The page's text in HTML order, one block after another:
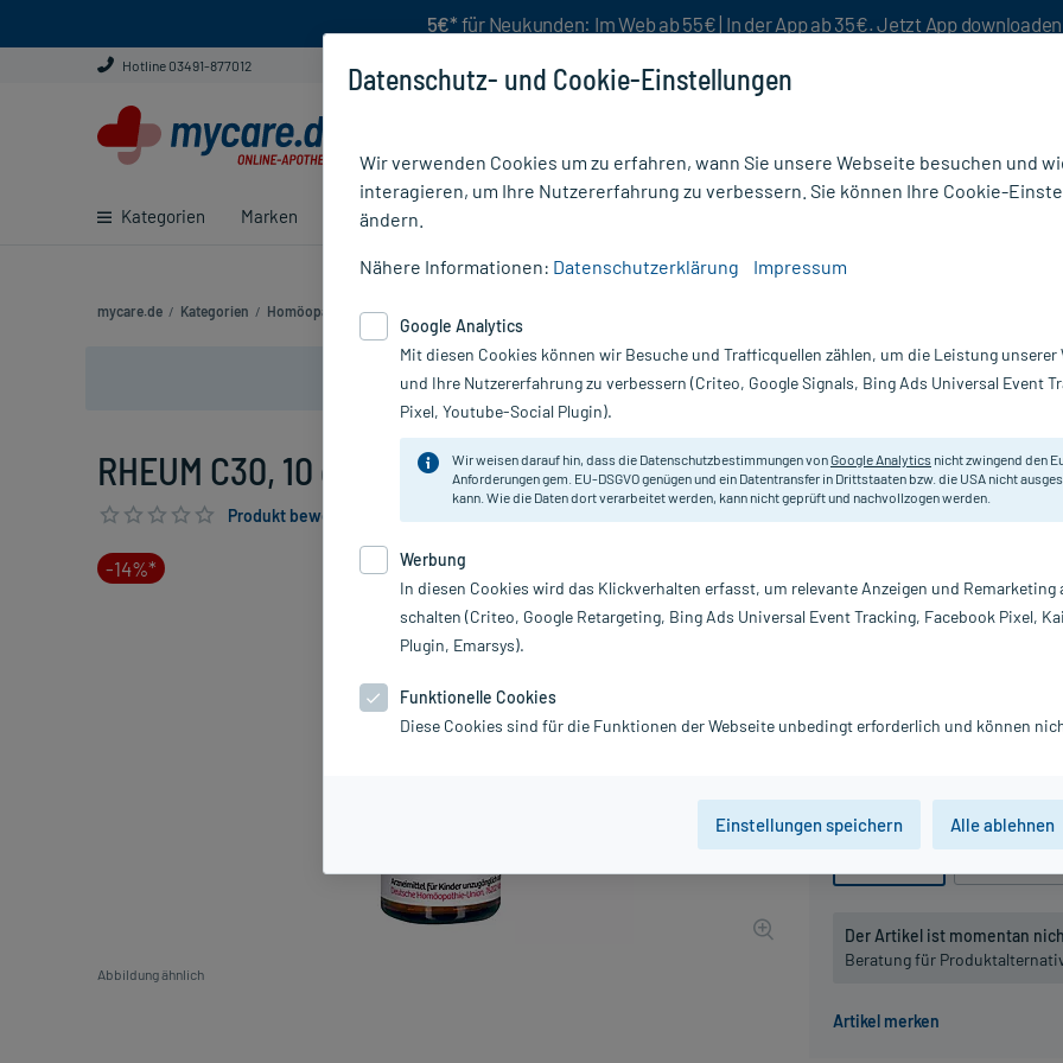
5€* für Neukunden: Im Web ab 55€ | In der App ab 35€. Jetzt App downloaden
Hotline 03491-877012
Kategorien Marken Ratgeber
mycare.de / Kategorien / Homöopathie / Einzelmittel
Nur für kurze Zeit:Gratis-Versand* ab 19€ Mindestbestellwert!
RHEUM C30, 10 g
Produkt bewerten & PlusHerzen sichern
-14%*
Abbildung ähnlich
inkl. MwSt. zzgl. Versandkosten
Packungseinheit
Der Artikel ist momentan
Beratung für
DHU - Einzelmittel
Homöopathisches Arzneimittel.
PZN:
Hersteller:
Datenschutz- und Cookie-Einstellungen
Wir verwenden Cookies um zu erfahren, wann Sie unsere Webseite besuchen und
interagieren, um Ihre Nutzererfahrung zu verbessern. Sie können Ihre Cookie-
ändern.
Nähere Informationen: Datenschutzerklärung Impressum
Google Analytics
Mit diesen Cookies können wir Besuche und Trafficquellen zählen, um die Leistung unserer
und Ihre Nutzererfahrung zu verbessern (Criteo, Google Signals, Bing Ads Universal Event
Pixel, Youtube-Social Plugin).
Wir weisen darauf hin, dass die Datenschutzbestimmungen vonGoogle Analytics nicht zwingend den
Anforderungen gem. EU-DSGVO genügen und ein Datentransfer in Drittstaaten bzw. die USA nicht
kann. Wie die Daten dort verarbeitet werden, kann nicht geprüft und nachvollzogen werden.
Werbung
In diesen Cookies wird das Klickverhalten erfasst, um relevante Anzeigen und Remarketing
schalten (Criteo, Google Retargeting, Bing Ads Universal Event Tracking, Facebook Pixel,
Plugin, Emarsys).
Funktionelle Cookies
Diese Cookies sind für die Funktionen der Webseite unbedingt erforderlich und können
Einstellungen speichern Alle ablehnen